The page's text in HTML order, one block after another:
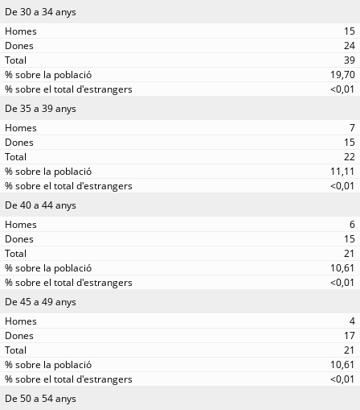
De 30 a 34 anys
15
24
39
19,70
<0,01
De 35 a 39 anys
7
15
22
11,11
<0,01
De 40 a 44 anys
6
15
21
10,61
<0,01
De 45 a 49 anys
4
17
21
10,61
<0,01
De 50 a 54 anys